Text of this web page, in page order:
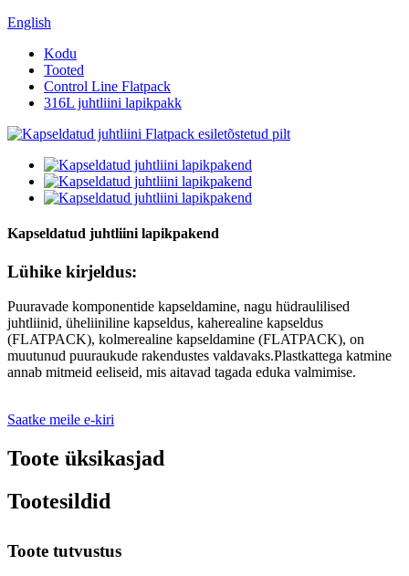
English
Kodu
Tooted
Control Line Flatpack
316L juhtliini lapikpakk
Kapseldatud juhtliini lapikpakend
Lühike kirjeldus:
Puuravade komponentide kapseldamine, nagu hüdraulilised
juhtliinid, üheliiniline kapseldus, kaherealine kapseldus
(FLATPACK), kolmerealine kapseldamine (FLATPACK), on
muutunud puuraukude rakendustes valdavaks.Plastkattega katmine
annab mitmeid eeliseid, mis aitavad tagada eduka valmimise.
Saatke meile e-kiri
Toote üksikasjad
Tootesildid
Toote tutvustus